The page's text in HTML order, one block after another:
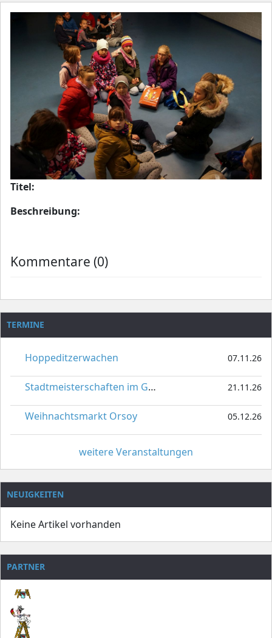
Titel:
Beschreibung:
Kommentare (0)
TERMINE
Hoppeditzerwachen 07.11.26
Stadtmeisterschaften im Gardetanz 21.11.26
Weihnachtsmarkt Orsoy 05.12.26
weitere Veranstaltungen
NEUIGKEITEN
Keine Artikel vorhanden
PARTNER